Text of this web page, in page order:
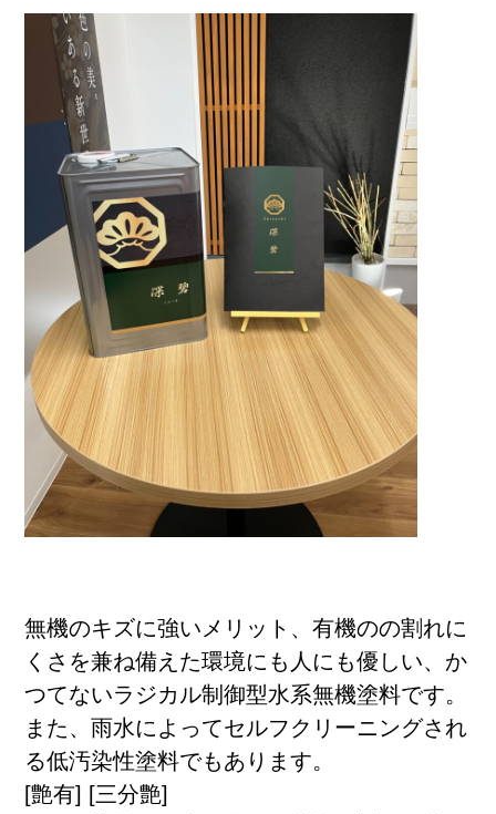
ブログ
無機のキズに強いメリット、有機のの割れに
くさを兼ね備えた環境にも人にも優しい、か
つてないラジカル制御型水系無機塗料です。
また、雨水によってセルフクリーニングされ
る低汚染性塗料でもあります。
[艶有] [三分艶]